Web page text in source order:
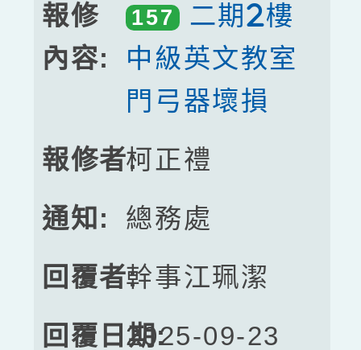
157
二期2樓
中級英文教室
門弓器壞損
柯正禮
總務處
幹事江珮潔
2025-09-23